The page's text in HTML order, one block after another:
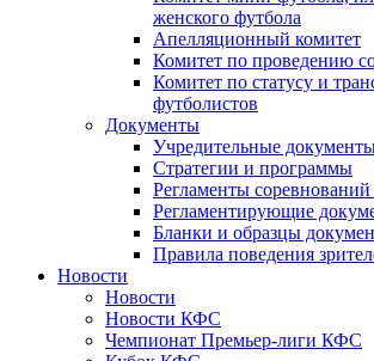
женского футбола
Апелляционный комитет
Комитет по проведению
Комитет по статусу и
футболистов
Документы
Учредительные
Стратегии и программы
Регламенты
Регламентирующие
Бланки и образцы
Правила поведения
Новости
Новости
Новости КФС
Чемпионат Премьер-лиги КФС